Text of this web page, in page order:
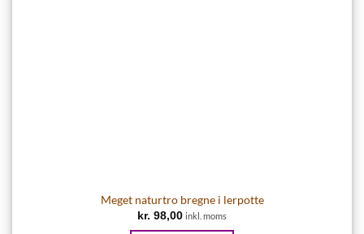
Meget naturtro bregne i lerpotte
kr. 98,00 inkl. moms